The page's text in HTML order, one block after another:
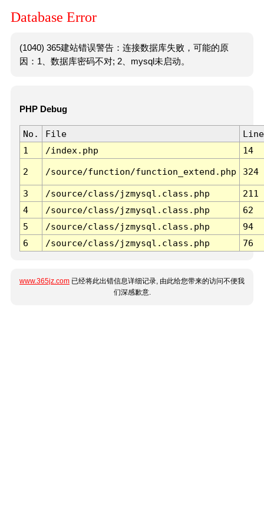
Database Error
(1040) 365建站错误警告：连接数据库失败，可能的原
因：1、数据库密码不对; 2、mysql未启动。
PHP Debug
No. File
Line
1
/index.php 14
2 /source/function/function_extend.php 324
3 /source/class/jzmysql.class.php
211
4
/source/class/jzmysql.class.php
62
5
/source/class/jzmysql.class.php
94
6
/source/class/jzmysql.class.php 76
www.365jz.com 已经将此出错信息详细记录, 由此给您带来的访问不便我
们深感歉意.